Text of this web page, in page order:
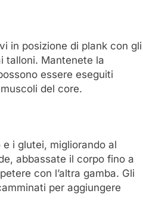
in posizione di plank con gli
talloni. Mantenete la
essere eseguiti
del core.
i glutei, migliorando al
abbassate il corpo fino a
con l’altra gamba. Gli
per aggiungere